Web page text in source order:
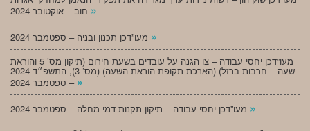
»
»
מעו”דכן יחסי עבודה – צו הגנה על עובדים בשעת חירום (תיקון מס’ 5 והוראת
שעה – חרבות ברזל) (הארכת תקופת הוראת השעה) (מס’ 3), התשפ״ד-2024
– ספטמבר 2024 »
»